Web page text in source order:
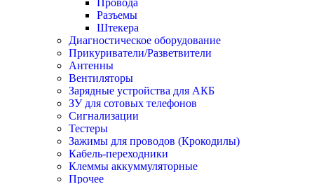
Провода
Разъемы
Штекера
Диагностическое оборудование
Прикуриватели/Разветвители
Антенны
Вентиляторы
Зарядные устройства для АКБ
ЗУ для сотовых телефонов
Сигнализации
Тестеры
Зажимы для проводов (Крокодилы)
Кабель-переходники
Клеммы аккуммуляторные
Прочее